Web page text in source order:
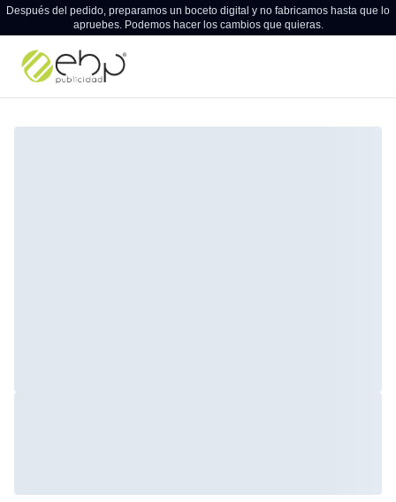
Después del pedido, preparamos un boceto digital y no fabricamos hasta que lo
apruebes. Podemos hacer los cambios que quieras.